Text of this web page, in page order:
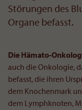
Störungen des
Organe befasst.
Die Hämato-
auch die Onkologie,
befasst, die ihren
dem Knochenmark
dem Lymphknoten,